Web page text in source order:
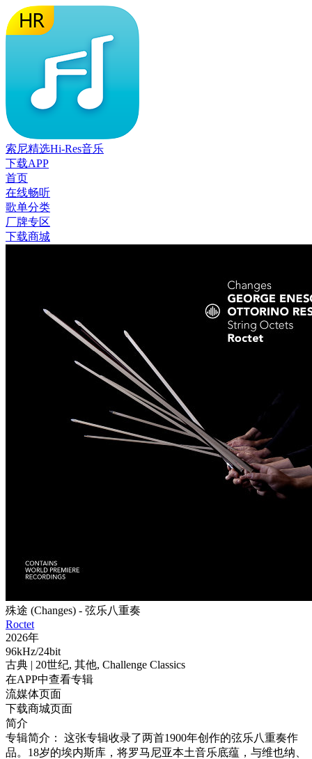
索尼精选Hi-Res音乐
下载APP
首页
在线畅听
歌单分类
厂牌专区
下载商城
殊途 (Changes) - 弦乐八重奏
Roctet
2026年
96kHz/24bit
古典 | 20世纪, 其他, Challenge Classics
在APP中查看专辑
流媒体页面
下载商城页面
简介
专辑简介： 这张专辑收录了两首1900年创作的弦乐八重奏作
品。18岁的埃内斯库，将罗马尼亚本土音乐底蕴，与维也纳、